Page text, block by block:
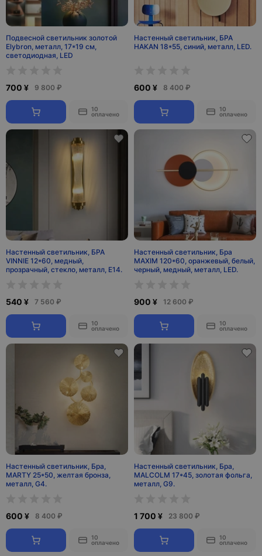
Подвесной светильник золотой
Elybron, металл, 17*19 см,
светодиодная, LED
700 ¥ 9 800 ₽
10
оплачено
Настенный светильник, БРА
HAKAN 18*55, синий, металл, LED.
600 ¥ 8 400 ₽
10
оплачено
Настенный светильник, БРА
VINNIE 12*60, медный,
прозрачный, стекло, металл, Е14.
540 ¥ 7 560 ₽
10
оплачено
Настенный светильник, Бра
MAXIM 120*60, оранжевый, белый,
черный, медный, металл, LED.
900 ¥ 12 600 ₽
10
оплачено
Настенный светильник, Бра,
MARTY 25*50, желтая бронза,
металл, G4.
600 ¥ 8 400 ₽
10
оплачено
Настенный светильник, Бра,
MALCOLM 17*45, золотая фольга,
металл, G9.
1 700 ¥ 23 800 ₽
10
оплачено